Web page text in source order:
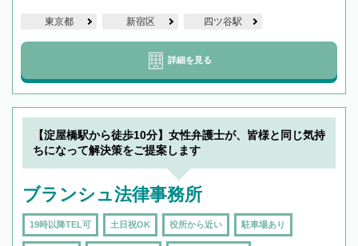
東京都 新宿区 四ツ谷駅
詳細を見る
【淀屋橋駅から徒歩10分】女性弁護士が、皆様と同じ気持
ちになって解決策をご提案します
ブランシュ法律事務所
19時以降TEL可 土日祝OK 役所から近い 駐車場あり